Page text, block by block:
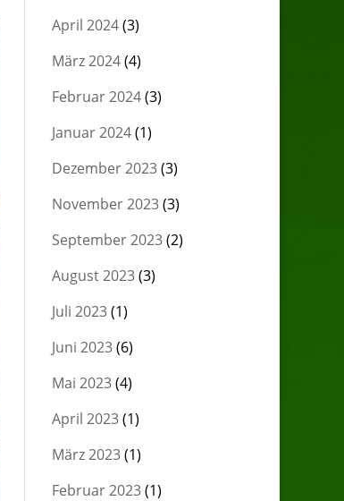
April 2024(3)
März 2024(4)
Februar 2024(3)
Januar 2024(1)
Dezember 2023(3)
November 2023(3)
September 2023(2)
August 2023(3)
Juli 2023(1)
Juni 2023(6)
Mai 2023(4)
April 2023(1)
März 2023(1)
Februar 2023(1)